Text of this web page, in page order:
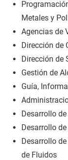
Metales y
Agencias de
Dirección de
Dirección de
Gestión de
Guía,
Desarrollo
Desarrollo
Desarrollo
de Fluidos